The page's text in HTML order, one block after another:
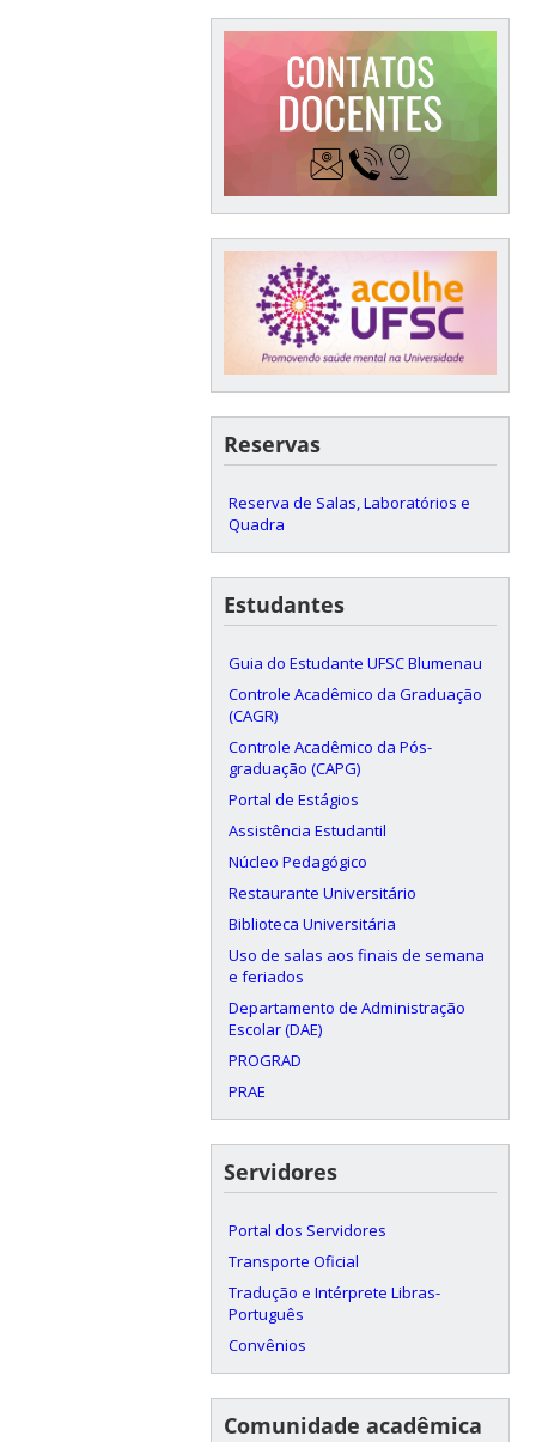
Reservas
Reserva de Salas, Laboratórios e
Quadra
Estudantes
Guia do Estudante UFSC Blumenau
Controle Acadêmico da Graduação
(CAGR)
Controle Acadêmico da Pós-
graduação (CAPG)
Portal de Estágios
Assistência Estudantil
Núcleo Pedagógico
Restaurante Universitário
Biblioteca Universitária
Uso de salas aos finais de semana
e feriados
Departamento de Administração
Escolar (DAE)
PROGRAD
PRAE
Servidores
Portal dos Servidores
Transporte Oficial
Tradução e Intérprete Libras-
Português
Convênios
Comunidade acadêmica